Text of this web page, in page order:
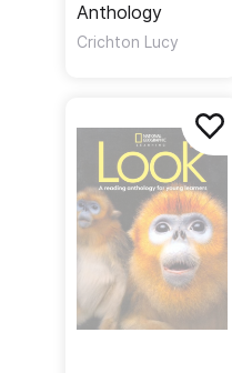
Anthology
Crichton Lucy